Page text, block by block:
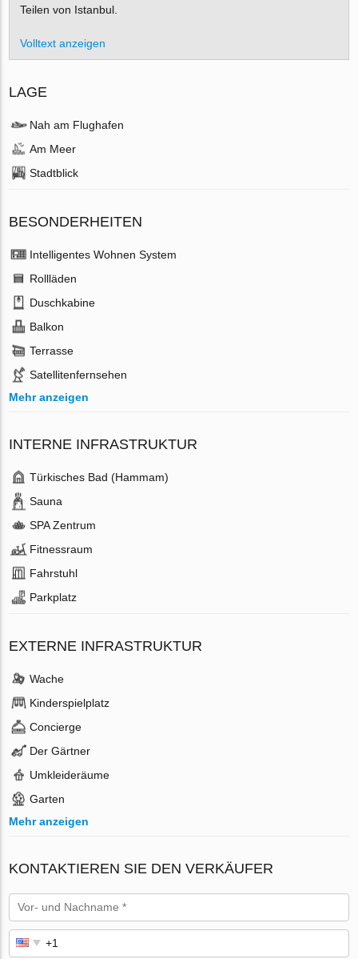
Teilen von Istanbul.
Volltext anzeigen
LAGE
Nah am Flughafen
Am Meer
Stadtblick
BESONDERHEITEN
Intelligentes Wohnen System
Rollläden
Duschkabine
Balkon
Terrasse
Satellitenfernsehen
Mehr anzeigen
INTERNE INFRASTRUKTUR
Türkisches Bad (Hammam)
Sauna
SPA Zentrum
Fitnessraum
Fahrstuhl
Parkplatz
EXTERNE INFRASTRUKTUR
Wache
Kinderspielplatz
Concierge
Der Gärtner
Umkleideräume
Garten
Mehr anzeigen
KONTAKTIEREN SIE DEN VERKÄUFER